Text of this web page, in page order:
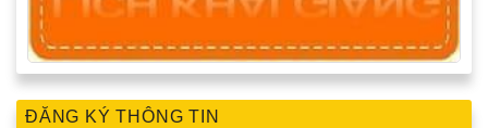
ĐĂNG KÝ THÔNG TIN